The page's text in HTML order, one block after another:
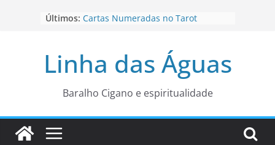
Últimos: Cartas Numeradas no Tarot
para está fase
Os Naipes no Tarot
Cartas da Corte no Tarot
Linha das Águas
Baralho Cigano e espiritualidade